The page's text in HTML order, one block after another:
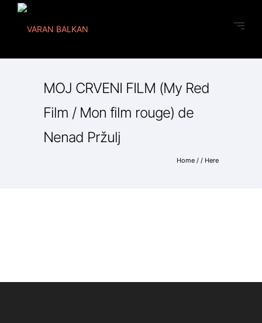
MOJ CRVENI FILM (My Red
Film / Mon film rouge) de
Nenad Pržulj
Home / / Here